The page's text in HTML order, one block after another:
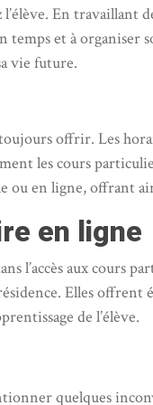
En travaillant
et à organiser
vie future.
offrir. Les
les cours
ou en ligne, offrant
en ligne
l’accès aux cours
Elles offrent
de l’élève.
quelques